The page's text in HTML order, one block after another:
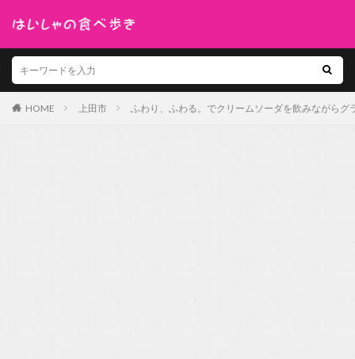
HOME 上田市 ふわり、ふわる。でクリームソーダを飲みながらグ